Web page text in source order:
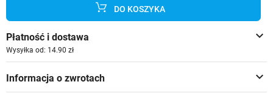
DO KOSZYKA
keyboard_arrow_down
Płatność i dostawa
Wysyłka od: 14.90 zł
keyboard_arrow_down
Informacja o zwrotach